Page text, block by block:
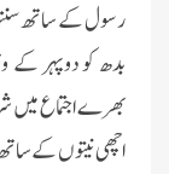
رسول کے ساتھ
بدھ کو دوپہر
بھرے اجتماع میں
اچھی نیتوں کے ساتھ